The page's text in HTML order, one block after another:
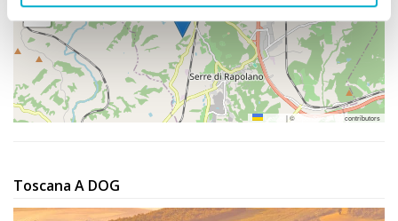
−
|© OpenStreetMap contributors
Toscana A DOG